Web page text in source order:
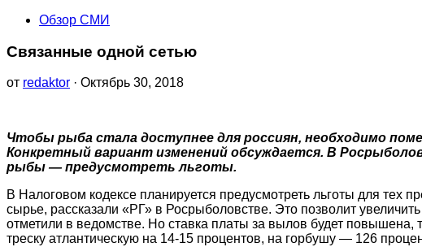
Обзор СМИ
Связанные одной сетью
от redaktor · Октябрь 30, 2018
Чтобы рыба стала доступнее для россиян, необходимо
Конкретный вариант изменений обсуждается. В
рыбы — предусмотреть льготы.
В Налоговом кодексе планируется предусмотреть льготы для тех
сырье, рассказали «РГ» в Росрыболовстве. Это позволит
отметили в ведомстве. Но ставка платы за вылов будет
треску атлантическую на 14-15 процентов, на горбушу — 126